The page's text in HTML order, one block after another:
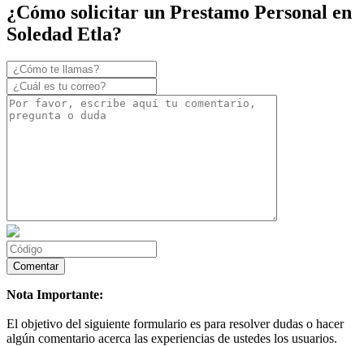
¿Cómo solicitar un Prestamo Personal en
Soledad Etla?
Nota Importante:
El objetivo del siguiente formulario es para resolver dudas o hacer
algún comentario acerca las experiencias de ustedes los usuarios.